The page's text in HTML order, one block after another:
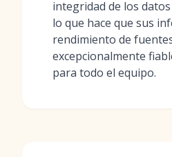
integridad de los
lo que hace que sus
rendimiento de
excepcionalmente
para todo el equipo.